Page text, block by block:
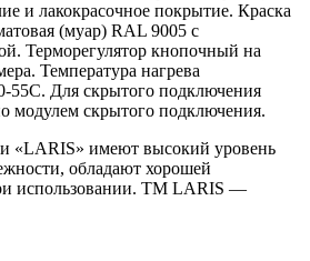
и лакокрасочное покрытие. Краска
(муар) RAL 9005 с
Терморегулятор кнопочный на
Температура нагрева
55C. Для скрытого подключения
модулем скрытого подключения.
«LARIS» имеют высокий уровень
обладают хорошей
использовании. ТМ LARIS —